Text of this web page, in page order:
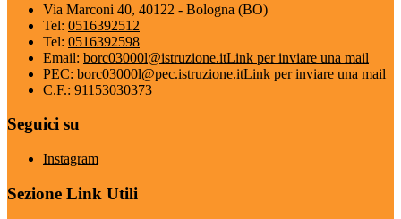
Via Marconi 40, 40122 - Bologna (BO)
Tel: 0516392512
Tel: 0516392598
Email: borc03000l@istruzione.itLink per inviare una mail
PEC: borc03000l@pec.istruzione.itLink per inviare una mail
C.F.: 91153030373
Seguici su
Instagram
Sezione Link Utili